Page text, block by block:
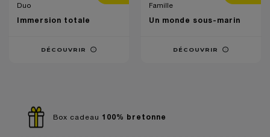
Duo
Immersion totale
DÉCOUVRIR
Famille
Un monde sous-marin
DÉCOUVRIR
Box cadeau 100% bretonne